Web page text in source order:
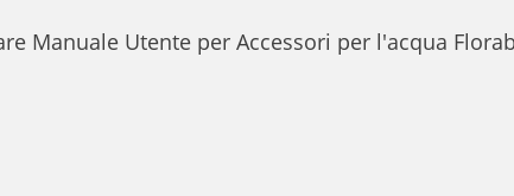
Manuale Utente per Accessori per l'acqua